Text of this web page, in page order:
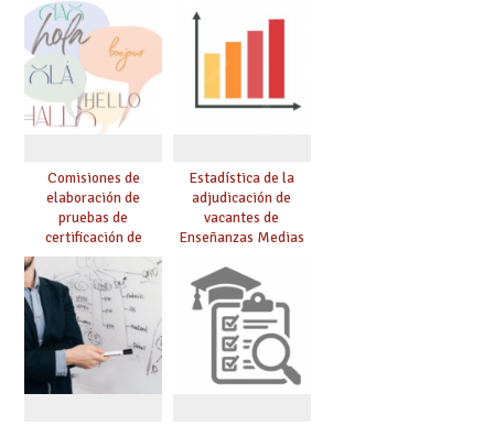
Comisiones de
elaboración de
pruebas de
certificación de
competencia
lingüística: publicada
resolución definitiva
Estadística de la
adjudicación de
vacantes de
Enseñanzas Medias